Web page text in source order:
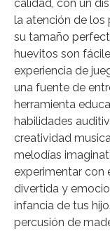
calidad, con un
la atención de los
su tamaño
huevitos son
experiencia de
una fuente de
herramienta
habilidades
creatividad
melodías
experimentar con
divertida y
infancia de tus
percusión de